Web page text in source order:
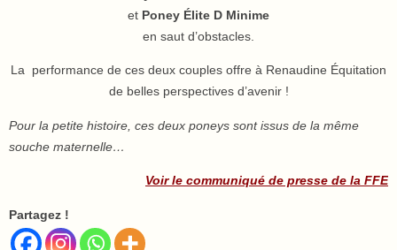
et Poney Élite D Minime
en saut d’obstacles.
La performance de ces deux couples offre à Renaudine Équitation
de belles perspectives d’avenir !
Pour la petite histoire, ces deux poneys sont issus de la même
souche maternelle…
Voir le communiqué de presse de la FFE
Partagez !